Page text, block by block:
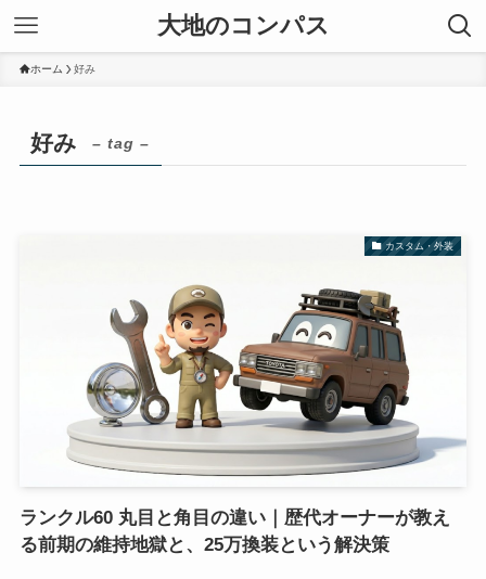
大地のコンパス
ホーム 好み
好み – tag –
カスタム・外装
ランクル60 丸目と角目の違い｜歴代オーナーが教え
る前期の維持地獄と、25万換装という解決策